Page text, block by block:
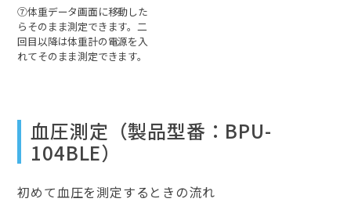
⑦体重データ画面に移動した
らそのまま測定できます。二
回目以降は体重計の電源を入
れてそのまま測定できます。
血圧測定（製品型番：BPU-
104BLE）
初めて血圧を測定するときの流れ